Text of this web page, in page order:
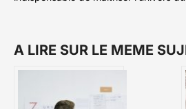
A LIRE SUR LE MEME